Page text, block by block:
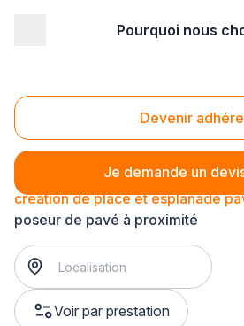
Pourquoi nous
Devenir
Je demande un
Création de place et esplanade
création de place et esplanade
poseur de pavé à proximité
Voir par prestation